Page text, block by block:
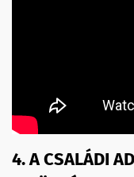
4. A CSALÁDI